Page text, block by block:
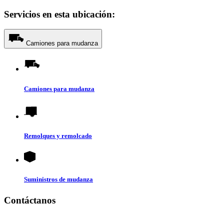
Servicios en esta ubicación:
Camiones para mudanza
Camiones para mudanza
Remolques y remolcado
Suministros de mudanza
Contáctanos